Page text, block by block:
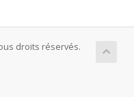
droits réservés.